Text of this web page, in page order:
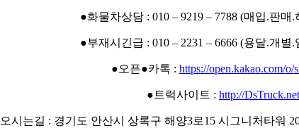
●화물차상담 : 010 – 9219 – 7788 (매입.판매
●부재시긴급 : 010 – 2231 – 6666 (용달.개별
●오픈●카톡 : https://open.kakao.com/o/
●트럭사이트 : http://
시는길 : 경기도 안산시 상록구 해양3로15 시그니처타워